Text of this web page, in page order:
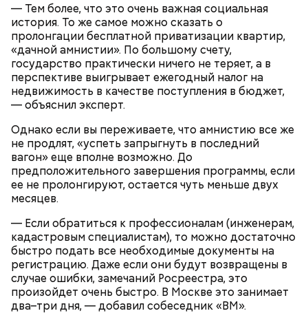
— Тем более, что это очень важная социальная
история. То же самое можно сказать о
пролонгации бесплатной приватизации квартир,
«дачной амнистии». По большому счету,
государство практически ничего не теряет, а в
перспективе выигрывает ежегодный налог на
недвижимость в качестве поступления в бюджет,
— объяснил эксперт.
Однако если вы переживаете, что амнистию все же
не продлят, «успеть запрыгнуть в последний
вагон» еще вполне возможно. До
предположительного завершения программы, если
ее не пролонгируют, остается чуть меньше двух
месяцев.
— Если обратиться к профессионалам (инженерам,
кадастровым специалистам), то можно достаточно
быстро подать все необходимые документы на
регистрацию. Даже если они будут возвращены в
случае ошибки, замечаний Росреестра, это
произойдет очень быстро. В Москве это занимает
два–три дня, — добавил собеседник «ВМ».
День малины со сливками отмечается в США в
честь вкусового сочетания этой ягоды со сливками.
В этот праздник люди едят не только малину со
сливками, но и другие десерты на основе этих
двух ингредиентов. Их можно купить в магазине
или сделать самостоятельно вместе со своими
родными и близкими.
кабачок;
брынза;
растительное масло;
помидоры черри либо грунтовые.
— Кабачки нужно натереть длинными слайсами
(это можно сделать на специальной терке),
похожими на спагетти, и уложить в противень.
Дальше нужно добавить немного растительного
масла, соль, а сверху бросить хаотично
порезанную брынзу. Затем добавляются помидоры
— Там может содержаться огромное количество
нитратов, которое вызовет головокружение,
гипоксию и ухудшение физического состояния, —
предостерегла Соломатина.